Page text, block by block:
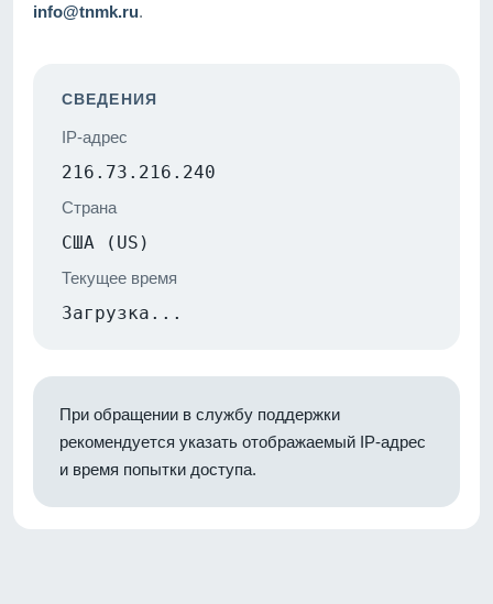
info@tnmk.ru.
СВЕДЕНИЯ
IP-адрес
216.73.216.240
Страна
США (US)
Текущее время
Загрузка...
При обращении в службу поддержки
рекомендуется указать отображаемый IP-адрес
и время попытки доступа.